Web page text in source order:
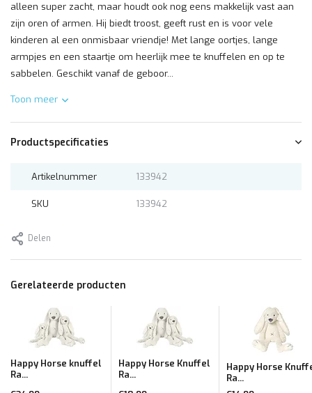
alleen super zacht, maar houdt ook nog eens makkelijk vast aan
zijn oren of armen. Hij biedt troost, geeft rust en is voor vele
kinderen al een onmisbaar vriendje! Met lange oortjes, lange
armpjes en een staartje om heerlijk mee te knuffelen en op te
sabbelen. Geschikt vanaf de geboor...
Toon meer
Productspecificaties
Artikelnummer 133942
SKU 133942
Delen
Gerelateerde producten
Happy Horse knuffel
Ra...
Happy Horse Knuffel
Ra...
Happy Horse
Ra...